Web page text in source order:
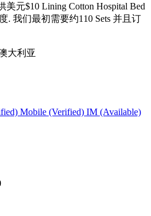
元$10 Lining Cotton Hospital Bed
. 我们最初需要约110 Sets 并且订
Mobile (Verified) IM (Available)